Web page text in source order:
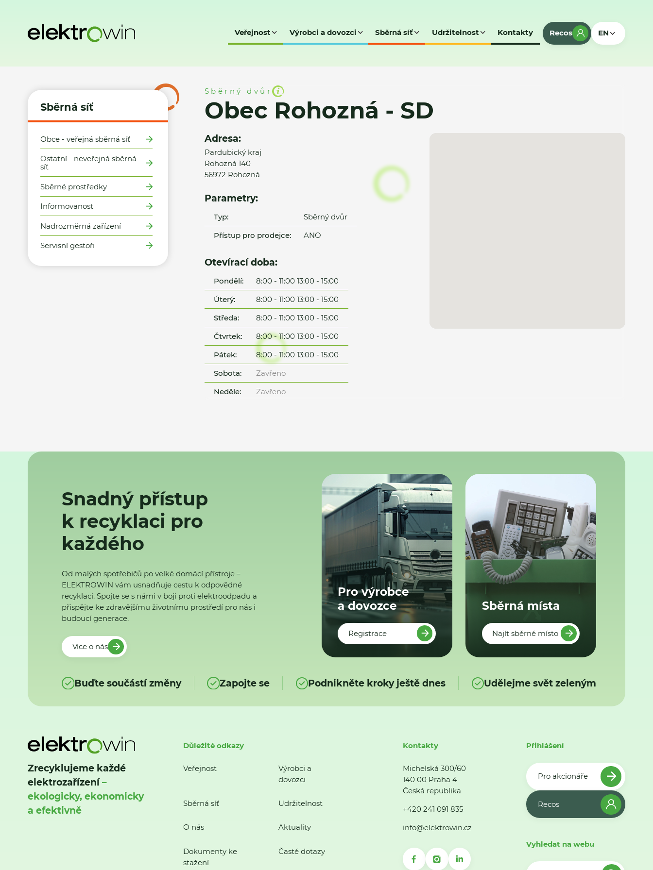
Veřejnost Výrobci a dovozci Sběrná síť Udržitelnost Kontakty Recos EN
Sběrná síť
Obce - veřejná sběrná síť
Ostatní - neveřejná sběrná
síť
Sběrné prostředky
Informovanost
Nadrozměrná zařízení
Servisní gestoři
Sběrný dvůr
Obec Rohozná - SD
Adresa:
Pardubický kraj
Rohozná 140
56972 Rohozná
Parametry:
Typ:
Sběrný dvůr
Přístup pro prodejce:
ANO
Otevírací doba:
Pondělí:
8:00 - 11:00 13:00 - 15:00
Úterý:
8:00 - 11:00 13:00 - 15:00
Středa:
8:00 - 11:00 13:00 - 15:00
Čtvrtek:
8:00 - 11:00 13:00 - 15:00
Pátek:
8:00 - 11:00 13:00 - 15:00
Sobota:
Zavřeno
Neděle:
Zavřeno
Snadný přístup
k recyklaci pro
každého
Od malých spotřebičů po velké domácí přístroje –
ELEKTROWIN vám usnadňuje cestu k odpovědné
recyklaci. Spojte se s námi v boji proti elektroodpadu a
přispějte ke zdravějšímu životnímu prostředí pro nás i
budoucí generace.
Více o nás
Pro výrobce
a dovozce
Registrace
Sběrná místa
Najít sběrné místo
Buďte součástí změny Zapojte se Podnikněte kroky ještě dnes Udělejme svět zeleným
Zrecyklujeme každé
elektrozařízení–
ekologicky, ekonomicky
a efektivně
Důležité odkazy
Veřejnost
Výrobci a
dovozci
Sběrná síť Udržitelnost
O nás Aktuality
Dokumenty ke
stažení
Časté dotazy
Kontakty
Michelská 300/60
140 00 Praha 4
Česká republika
+420 241 091 835
info@elektrowin.cz
Přihlášení
Pro akcionáře
Recos
Vyhledat na webu